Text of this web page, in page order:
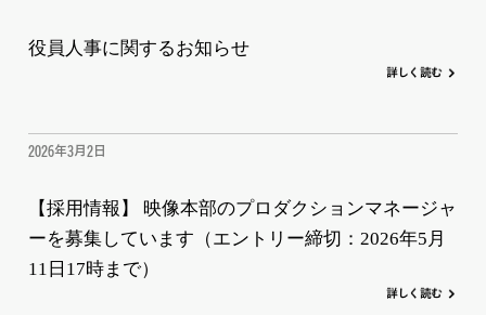
役員人事に関するお知らせ
詳し く 読む
2026年3月2日
【採用情報】 映像本部のプロダクションマネージャ
ーを募集しています（エントリー締切：2026年5月
11日17時まで）
詳し く 読む